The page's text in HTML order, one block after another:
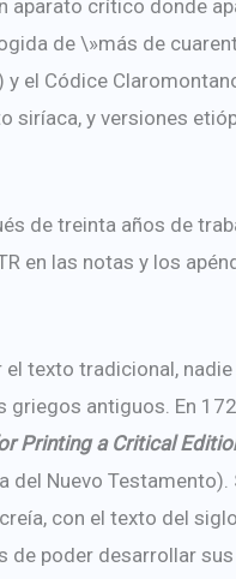
aparato crítico donde
de \»más de
el Códice
siríaca, y versiones
de treinta años de
en las notas y los
texto tradicional,
griegos antiguos. En
Printing a Critical
Nuevo Testamento).
con el texto del
de poder desarrollar